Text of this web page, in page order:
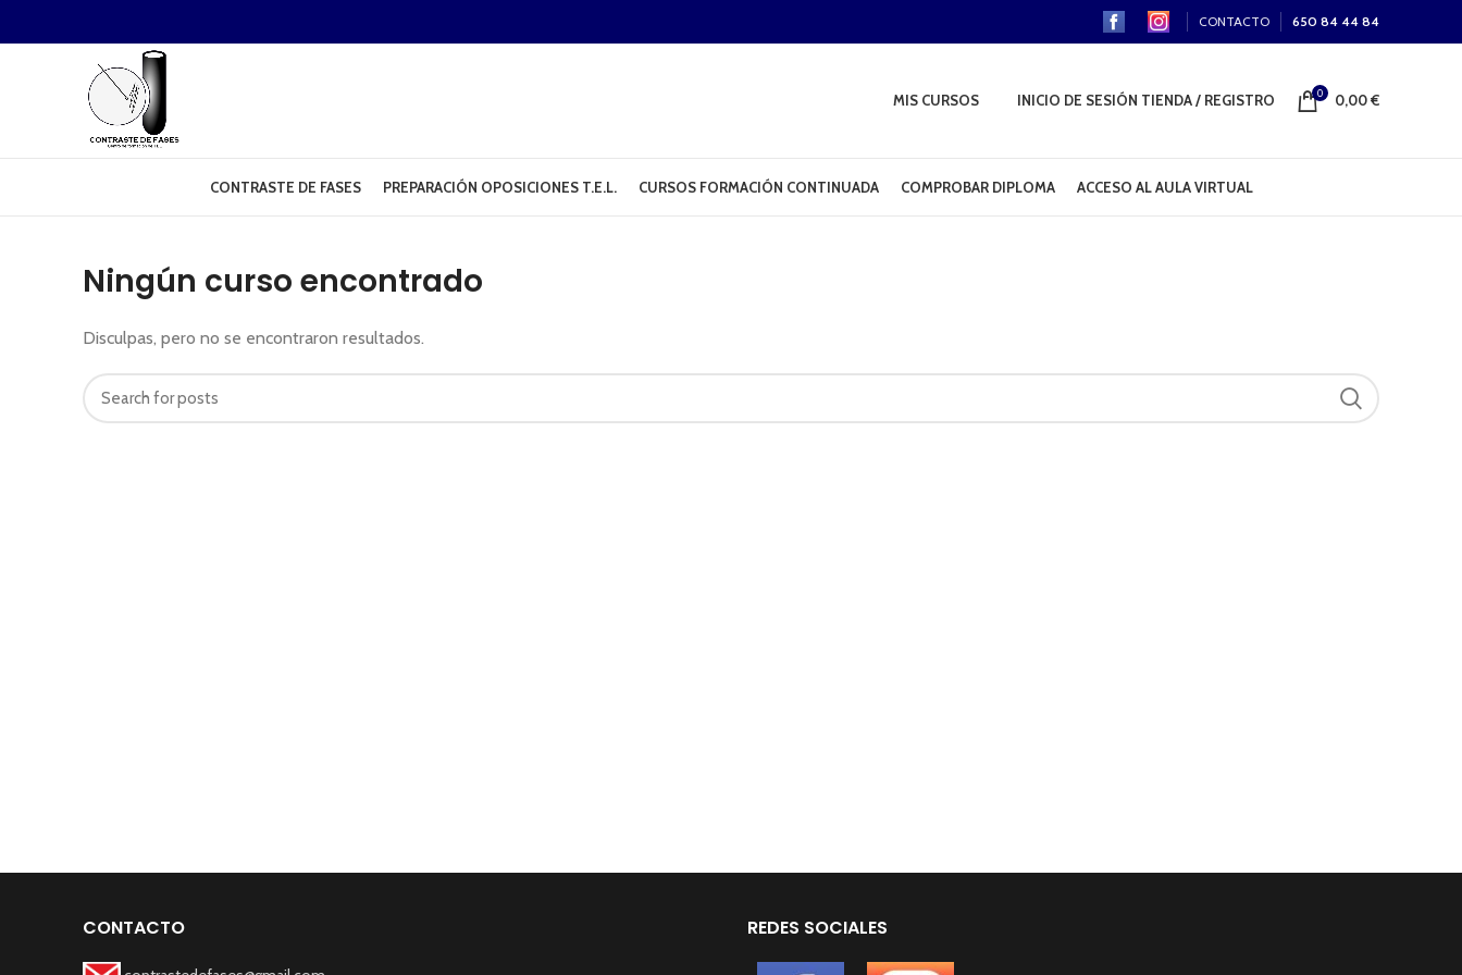
CONTACTO 650 84 44 84
MIS CURSOS INICIO DE SESIÓN TIENDA / REGISTRO 0 0,00€
CONTRASTE DE FASES PREPARACIÓN OPOSICIONES T.E.L. CURSOS FORMACIÓN CONTINUADA COMPROBAR DIPLOMA ACCESO AL AULA VIRTUAL
Ningún curso encontrado
Disculpas, pero no se encontraron resultados.
CONTACTO REDES SOCIALES